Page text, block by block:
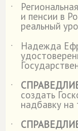
˙
и пенсии в
реальный
˙
Надежда
˙
создать
надбавку
˙